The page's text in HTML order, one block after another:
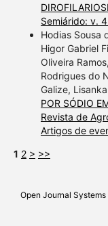
Semiárido: v.
Hodias Sousa
Higor Gabriel
Oliveira
Rodrigues do
Galize,
POR SÓDIO
Revista de
Artigos de
1 2 > >>
Open Journal Systems